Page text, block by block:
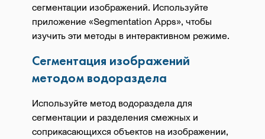
сегментации изображений. Используйте
приложение «Segmentation Apps», чтобы
изучить эти методы в интерактивном режиме.
Сегментация изображений
методом водораздела
Используйте метод водораздела для
сегментации и разделения смежных и
соприкасающихся объектов на изображении,